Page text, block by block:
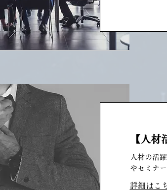
【人材
人材の活
やセミナ
詳細はこ